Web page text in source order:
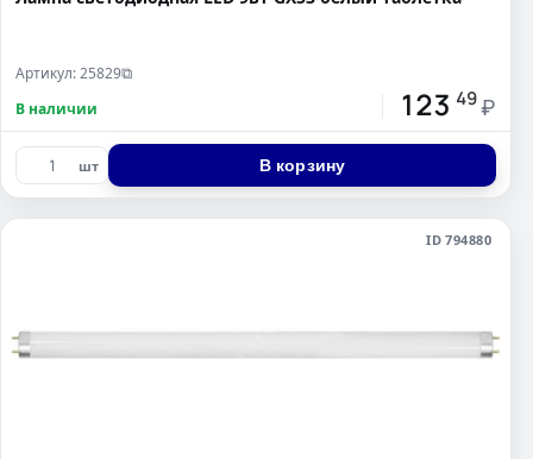
Артикул: 25829⧉
В наличии 123 49 ₽
шт В корзину
ID 794880